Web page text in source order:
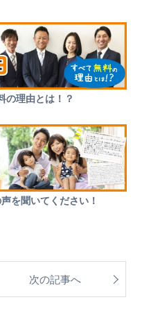
の理由とは！？
を聞いてください！
次の記事へ